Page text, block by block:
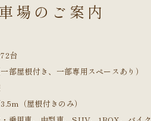
場のご案内
台
部屋根付き、一部専用スペースあり）
（屋根付きのみ）